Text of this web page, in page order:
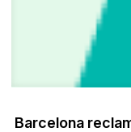
Barcelona